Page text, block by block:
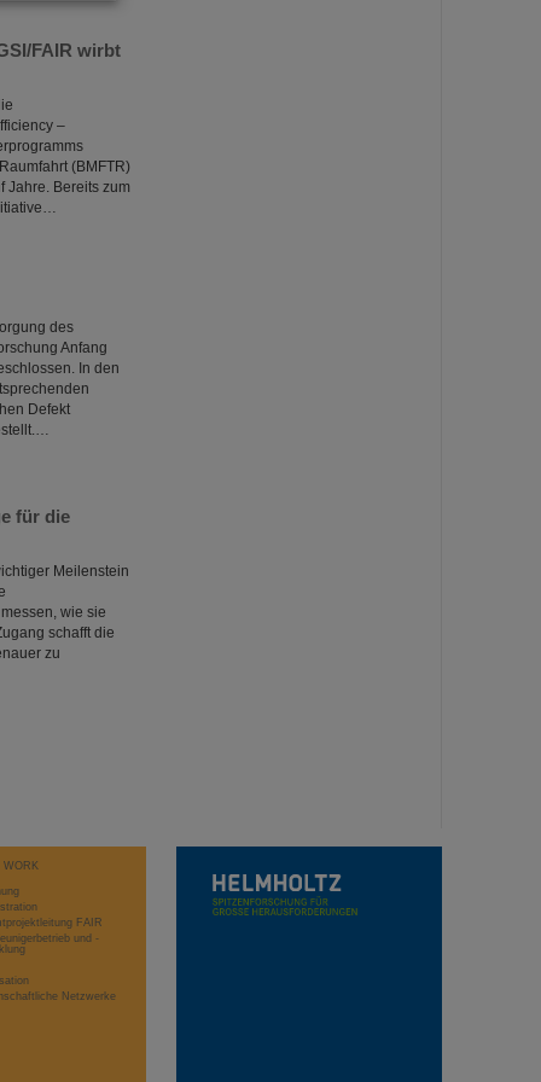
FAIR wirbt
–
(BMFTR)
Jahre. Bereits zum
des
Anfang
In den
Defekt
für die
Meilenstein
wie sie
schafft die
zu
WORK
FAIR
und -
Netzwerke